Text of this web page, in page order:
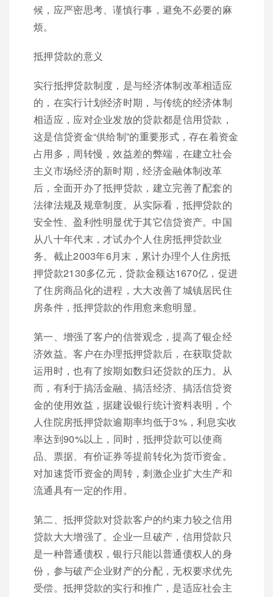
候，应严密思考、谨慎行事，避免不必要的麻
烦。
抵押贷款的意义
实行抵押贷款制度，是与经济体制改革相适应
的，在实行计划经济时期，与传统的经济体制
相适应，应对企业发放的贷款都是信用贷款，
这是信贷资金“供给制”的重要形式，存在着资金
占用多，周转慢，效益差的弊端，在建立社会
主义市场经济的新时期，经济金融体制改革
后，全面开办了抵押贷款，建立完善了配套的
法律法规及规章制度。从实际看，抵押贷款的
安全性、盈利性明显优于其它信贷资产。中国
从八十年代末，才试办个人住房抵押贷款业
务。截止2003年6月末，累计办理个人住房抵
押贷款2130多亿元，贷款金额达1670亿，促进
了住房商品化的进程，大大改善了城镇居民住
房条件，抵押贷款的作用愈来愈明显。
第一、增强了客户的信誉观念，提高了银企经
济效益。客户在办理抵押贷款后，在获取贷款
运用时，也有了按期如数归还贷款的压力。从
而，有利于搞活金融、搞活经济、搞活信贷资
金的使用效益，据建设银行统计资料表明，个
人住院房抵押贷款逾期率均低于3%，利息实收
率达到90%以上，同时，抵押贷款可以使商
品、票据、有价证券等提前转化为货币资金。
对加速货币资金的周转，刺激企业扩大生产和
流通具有一定的作用。
第二、抵押贷款对贷款客户的约束力较之信用
贷款大大增强了。企业一旦破产，信用贷款只
是一种普通债权，银行只能以普通债权人的身
份，参与破产企业财产的分配，无权要求优先
受偿。抵押贷款的实行和推广，是适应社会主